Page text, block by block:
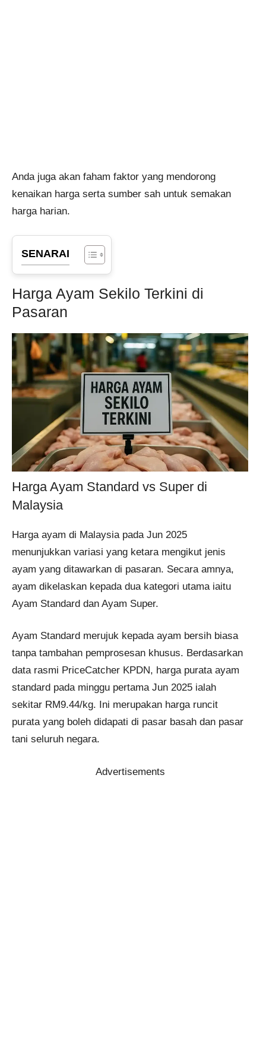
Anda juga akan faham faktor yang mendorong
kenaikan harga serta sumber sah untuk semakan
harga harian.
SENARAI
Harga Ayam Sekilo Terkini di
Pasaran
Harga Ayam Standard vs Super di
Malaysia
Harga ayam di Malaysia pada Jun 2025
menunjukkan variasi yang ketara mengikut jenis
ayam yang ditawarkan di pasaran. Secara amnya,
ayam dikelaskan kepada dua kategori utama iaitu
Ayam Standard dan Ayam Super.
Ayam Standard merujuk kepada ayam bersih biasa
tanpa tambahan pemprosesan khusus. Berdasarkan
data rasmi PriceCatcher KPDN, harga purata ayam
standard pada minggu pertama Jun 2025 ialah
sekitar RM9.44/kg. Ini merupakan harga runcit
purata yang boleh didapati di pasar basah dan pasar
tani seluruh negara.
Advertisements